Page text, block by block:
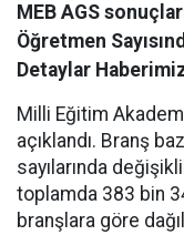
MEB AGS
Öğretmen
Detaylar
Milli Eğitim
açıklandı. Branş
sayılarında
toplamda 383 bin
branşlara göre